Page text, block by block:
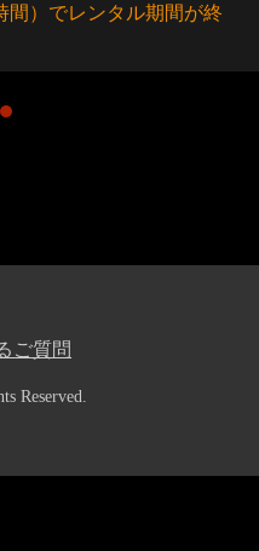
間）でレンタル期間が終
ご質問
Reserved.